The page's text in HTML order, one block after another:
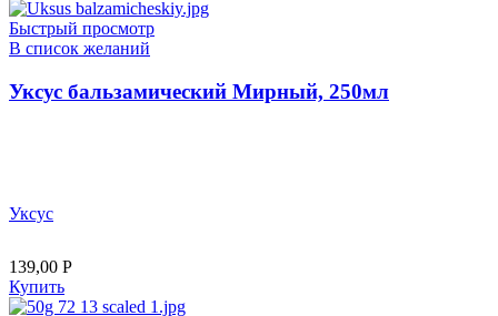
Быстрый просмотр
В список желаний
Уксус бальзамический Мирный, 250мл
Уксус
139,00 Р
Купить